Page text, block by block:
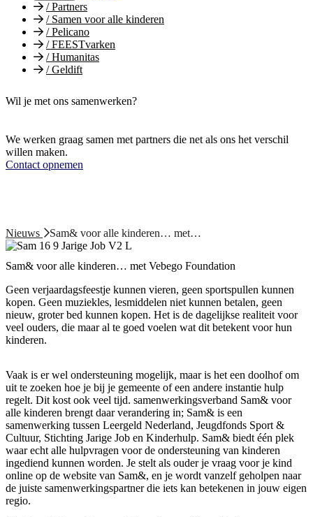
/Partners
/Samen voor alle kinderen
/Pelicano
/FEESTvarken
/Humanitas
/Geldift
Wil je met ons samenwerken?
We werken graag samen met partners die net als ons het verschil
willen maken.
Contact opnemen
Nieuws Sam& voor alle kinderen… met…
Sam& voor alle kinderen… met Vebego Foundation
Geen verjaardagsfeestje kunnen vieren, geen sportspullen kunnen
kopen. Geen muziekles, lesmiddelen niet kunnen betalen, geen
nieuw, groter bed kunnen kopen. Het is de dagelijkse realiteit voor
veel ouders, die maar al te goed voelen wat dit betekent voor hun
kinderen.
Vaak is er wel ondersteuning mogelijk, maar is het een doolhof om
uit te zoeken hoe je bij je gemeente of een andere instantie hulp
regelt. Dit kost ook veel tijd. samenwerkingsverband Sam& voor
alle kinderen brengt daar verandering in; Sam& is een
samenwerking tussen Leergeld Nederland, Jeugdfonds Sport &
Cultuur, Stichting Jarige Job en Kinderhulp. Sam& biedt één plek
waar echt alle hulpvragen voor de ondersteuning van kinderen
ingediend kunnen worden. Je stelt als ouder je vraag voor je kind
online op de website van Sam&, en je wordt vanzelf geholpen naar
de juiste samenwerkingspartner die iets kan betekenen in jouw eigen
regio.